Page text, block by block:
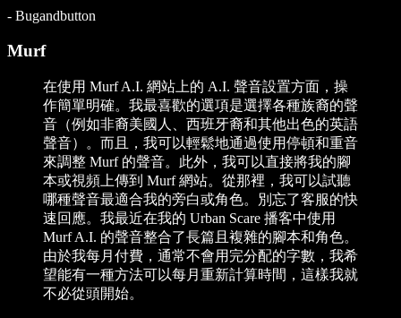
- Bugandbutton
Murf
在使用 Murf A.I. 網站上的 A.I. 聲音設置方面，操
作簡單明確。我最喜歡的選項是選擇各種族裔的聲
音（例如非裔美國人、西班牙裔和其他出色的英語
聲音）。而且，我可以輕鬆地通過使用停頓和重音
來調整 Murf 的聲音。此外，我可以直接將我的腳
本或視頻上傳到 Murf 網站。從那裡，我可以試聽
哪種聲音最適合我的旁白或角色。別忘了客服的快
速回應。我最近在我的 Urban Scare 播客中使用
Murf A.I. 的聲音整合了長篇且複雜的腳本和角色。
由於我每月付費，通常不會用完分配的字數，我希
望能有一種方法可以每月重新計算時間，這樣我就
不必從頭開始。